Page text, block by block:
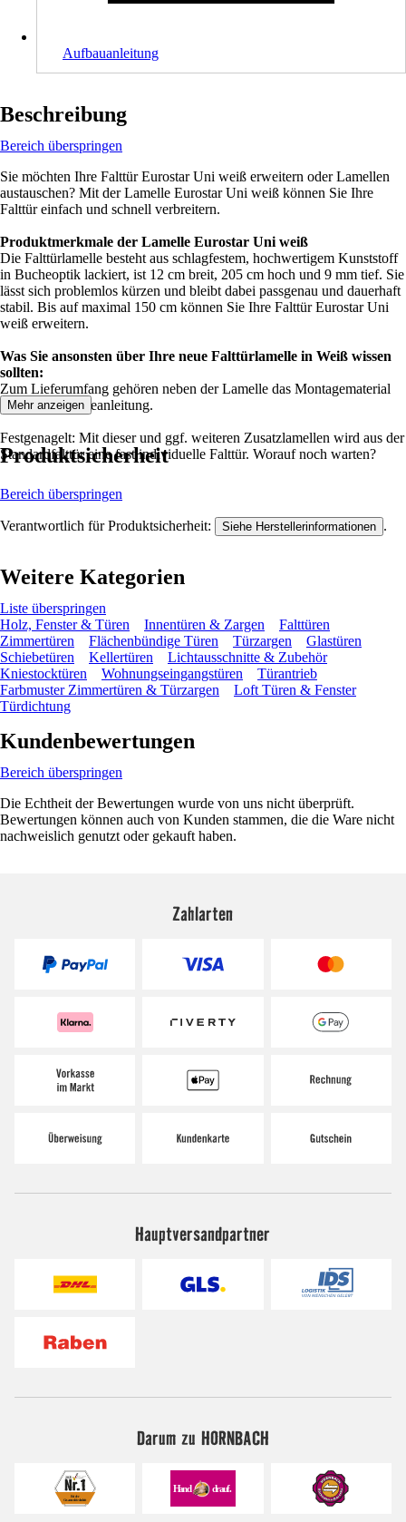
Aufbauanleitung
Beschreibung
Bereich überspringen
Sie möchten Ihre Falttür Eurostar Uni weiß erweitern oder Lamellen
austauschen? Mit der Lamelle Eurostar Uni weiß können Sie Ihre
Falttür einfach und schnell verbreitern.
Produktmerkmale der Lamelle Eurostar Uni weiß
Die Falttürlamelle besteht aus schlagfestem, hochwertigem Kunststoff
in Bucheoptik lackiert, ist 12 cm breit, 205 cm hoch und 9 mm tief. Sie
lässt sich problemlos kürzen und bleibt dabei passgenau und dauerhaft
stabil. Bis auf maximal 150 cm können Sie Ihre Falttür Eurostar Uni
weiß erweitern.
Was Sie ansonsten über Ihre neue Falttürlamelle in Weiß wissen
sollten:
Zum Lieferumfang gehören neben der Lamelle das Montagematerial
und die Montageanleitung.
Festgenagelt: Mit dieser und ggf. weiteren Zusatzlamellen wird aus der
Standardfalttür eine fast individuelle Falttür. Worauf noch warten?
Mehr anzeigen
Produktsicherheit
Bereich überspringen
Verantwortlich für Produktsicherheit: Siehe Herstellerinformationen .
Weitere Kategorien
Liste überspringen
Holz, Fenster & Türen
Innentüren & Zargen
Falttüren
Zimmertüren
Flächenbündige Türen Türzargen
Glastüren
Schiebetüren
Kellertüren
Lichtausschnitte & Zubehör
Kniestocktüren
Wohnungseingangstüren
Türantrieb
Farbmuster Zimmertüren & Türzargen
Loft Türen & Fenster
Türdichtung
Kundenbewertungen
Bereich überspringen
Die Echtheit der Bewertungen wurde von uns nicht überprüft.
Bewertungen können auch von Kunden stammen, die die Ware nicht
nachweislich genutzt oder gekauft haben.
Zahlarten
Hauptversandpartner
Darum zu HORNBACH